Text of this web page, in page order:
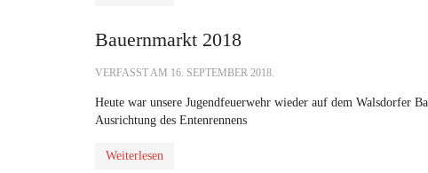
Bauernmarkt 2018
VERFASST AM 16. SEPTEMBER 2018.
Heute war unsere Jugendfeuerwehr wieder auf dem Walsdorfer
Ausrichtung des Entenrennens
Weiterlesen